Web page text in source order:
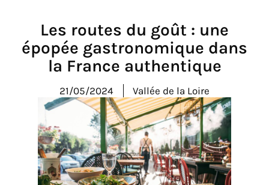
Les routes du goût : une
épopée gastronomique dans
la France authentique
21/05/2024 Vallée de la Loire